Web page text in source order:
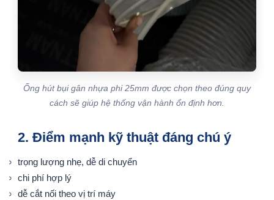
Ống hút bụi gân nhựa phi 25mm được chọn theo đúng quy
cách sẽ giúp hệ thống vận hành ổn định hơn.
2. Điểm mạnh kỹ thuật đáng chú ý
trọng lượng nhẹ, dễ di chuyển
chi phí hợp lý
dễ cắt nối theo vị trí máy